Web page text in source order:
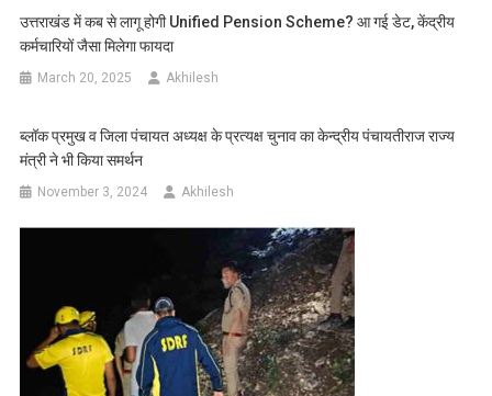
उत्तराखंड में कब से लागू होगी Unified Pension Scheme? आ गई डेट, केंद्रीय
कर्मचारियों जैसा मिलेगा फायदा
March 20, 2025 Akhilesh
ब्लॉक प्रमुख व जिला पंचायत अध्यक्ष के प्रत्यक्ष चुनाव का केन्द्रीय पंचायतीराज राज्य
मंत्री ने भी किया समर्थन
November 3, 2024 Akhilesh